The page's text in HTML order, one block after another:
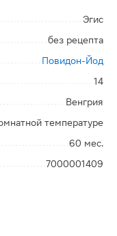
Эгис
без рецепта
Повидон-Йод
14
Венгрия
температуре
60 мес.
7000001409